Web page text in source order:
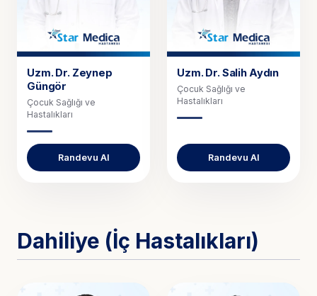
Uzm. Dr. Zeynep
Güngör
Çocuk Sağlığı ve
Hastalıkları
Randevu Al
Uzm. Dr. Salih Aydın
Çocuk Sağlığı ve
Hastalıkları
Randevu Al
Dahiliye (İç Hastalıkları)